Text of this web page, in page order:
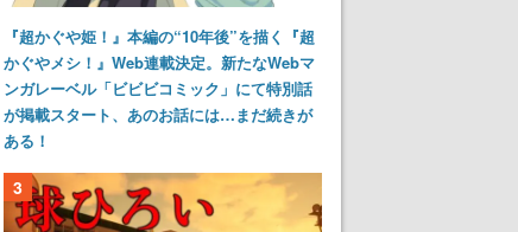
『超かぐや姫！』本編の“10年後”を描く『超
かぐやメシ！』Web連載決定。新たなWebマ
ンガレーベル「ビビビコミック」にて特別話
が掲載スタート、あのお話には…まだ続きが
ある！
3